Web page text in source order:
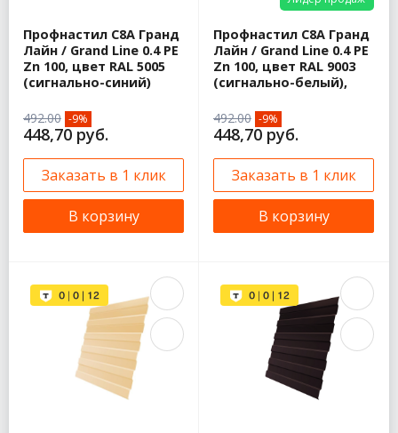
Профнастил С8A Гранд
Лайн / Grand Line 0.4 PE
Zn 100, цвет RAL 5005
(сигнально-синий)
492.00 -9%
448,70 руб.
Заказать в 1 клик
В корзину
Профнастил С8A Гранд
Лайн / Grand Line 0.4 PE
Zn 100, цвет RAL 9003
(сигнально-белый),
492.00 -9%
448,70 руб.
Заказать в 1 клик
В корзину